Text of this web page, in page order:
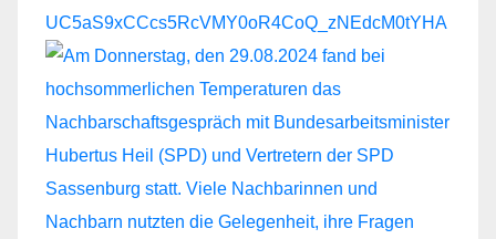
UC5aS9xCCcs5RcVMY0oR4CoQ_zNEdcM0tYHA